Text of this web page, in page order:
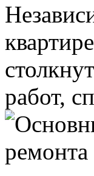
работ,